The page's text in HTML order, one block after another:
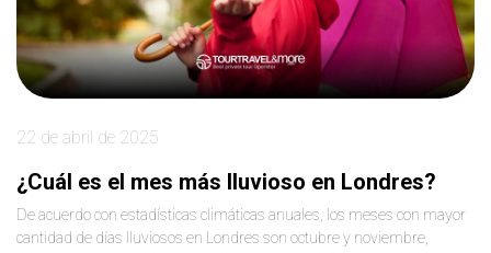
22 de abril de 2025
¿Cuál es el mes más lluvioso en Londres?
De acuerdo con estadísticas climáticas anuales, los meses con mayor
cantidad de días lluviosos en Londres son octubre y noviembre,